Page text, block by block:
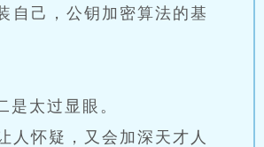
自己，公钥加密算法的基
太过显眼。
人怀疑，又会加深天才人